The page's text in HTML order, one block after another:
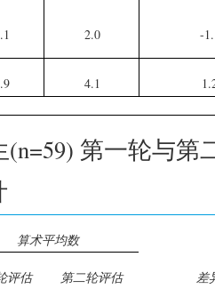
2.0 -
4.1
(n=59) 第一轮与第
算术平均数
评估 第二轮评估 差